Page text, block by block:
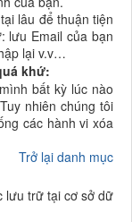
lâu để thuận tiện
lưu Email của bạn
lại v.v…
khứ:
bất kỳ lúc nào
nhiên chúng tôi
các hành vi xóa
Trở lại danh mục
lưu trữ tại cơ sở dữ